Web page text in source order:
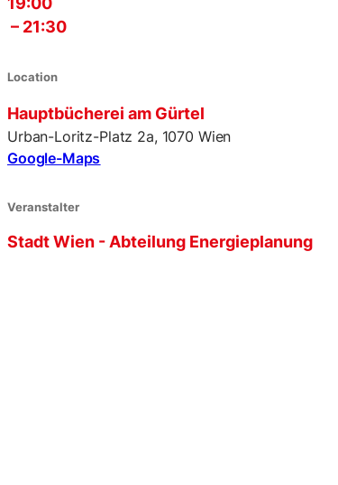
– 21:30
Location
Hauptbücherei am Gürtel
Urban-Loritz-Platz 2a, 1070 Wien
Google-Maps
Veranstalter
Stadt Wien - Abteilung Energieplanung